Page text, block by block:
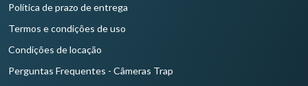
Política de prazo de entrega
Termos e condições de uso
Condições de locação
Perguntas Frequentes - Câmeras Trap